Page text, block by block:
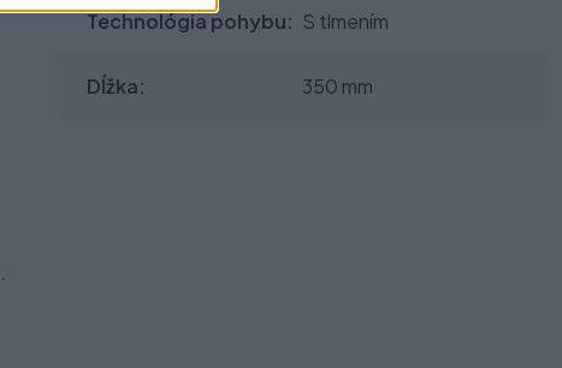
Technológia pohybu: S tlmením
Dĺžka: 350 mm